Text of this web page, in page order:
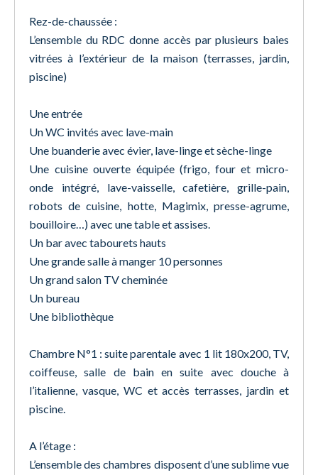
Rez-de-chaussée :
L’ensemble du RDC donne accès par plusieurs baies
vitrées à l’extérieur de la maison (terrasses, jardin,
piscine)
Une entrée
Un WC invités avec lave-main
Une buanderie avec évier, lave-linge et sèche-linge
Une cuisine ouverte équipée (frigo, four et micro-
onde intégré, lave-vaisselle, cafetière, grille-pain,
robots de cuisine, hotte, Magimix, presse-agrume,
bouilloire…) avec une table et assises.
Un bar avec tabourets hauts
Une grande salle à manger 10 personnes
Un grand salon TV cheminée
Un bureau
Une bibliothèque
Chambre N°1 : suite parentale avec 1 lit 180x200, TV,
coiffeuse, salle de bain en suite avec douche à
l’italienne, vasque, WC et accès terrasses, jardin et
piscine.
A l’étage :
L’ensemble des chambres disposent d’une sublime vue